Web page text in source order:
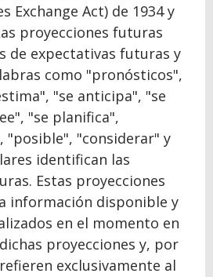
Exchange Act) de 1934 y
proyecciones futuras
de expectativas futuras y
como "pronósticos",
"se anticipa", "se
"se planifica",
"posible", "considerar" y
identifican las
Estas proyecciones
información disponible y
en el momento en
proyecciones y, por
exclusivamente al